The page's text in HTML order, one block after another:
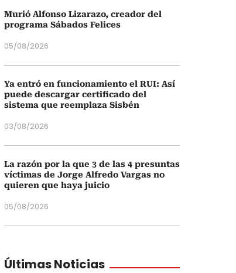
Murió Alfonso Lizarazo, creador del
programa Sábados Felices
05/08/2026
Ya entró en funcionamiento el RUI: Así
puede descargar certificado del
sistema que reemplaza Sisbén
03/08/2026
La razón por la que 3 de las 4 presuntas
víctimas de Jorge Alfredo Vargas no
quieren que haya juicio
05/08/2026
Últimas Noticias